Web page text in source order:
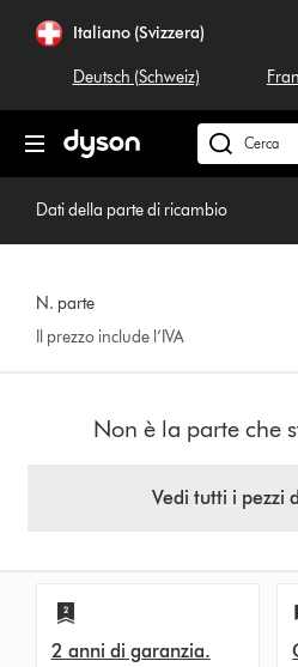
navigazioneItaliano (Svizzera)
Deutsch (Schweiz)
Cerca
su
dyson.ch
Dati della parte di ricambio
N. parte
Il prezzo include l’IVA
Non è la parte che
Vedi tutti i pezzi
2 anni di garanzia.